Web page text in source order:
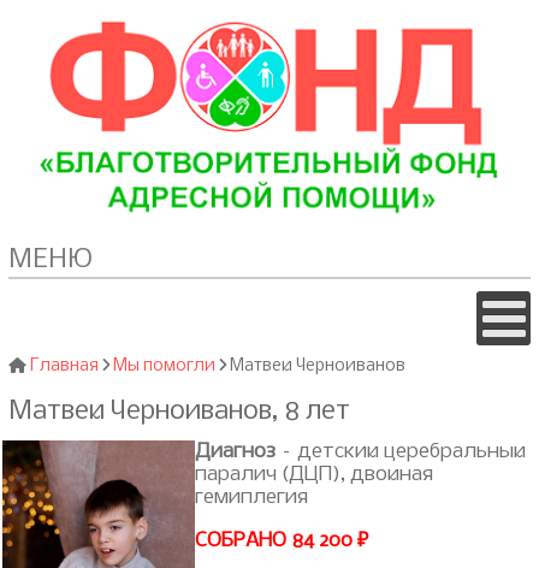
МЕНЮ
Главная Мы помогли Матвей Черноиванов
Матвей Черноиванов, 8 лет
Диагноз – детский церебральный
паралич (ДЦП), двойная
гемиплегия
СОБРАНО 84 200 ₽